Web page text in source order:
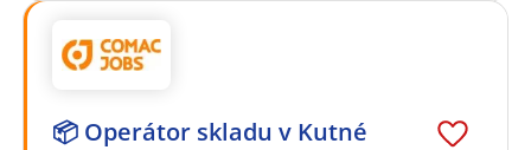
📦 Operátor skladu v Kutné